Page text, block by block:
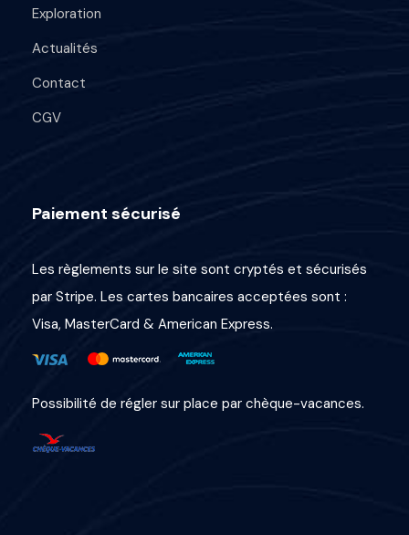
Exploration
Actualités
Contact
CGV
Paiement sécurisé
Les règlements sur le site sont cryptés et sécurisés
par Stripe. Les cartes bancaires acceptées sont :
Visa, MasterCard & American Express.
Possibilité de régler sur place par chèque-vacances.